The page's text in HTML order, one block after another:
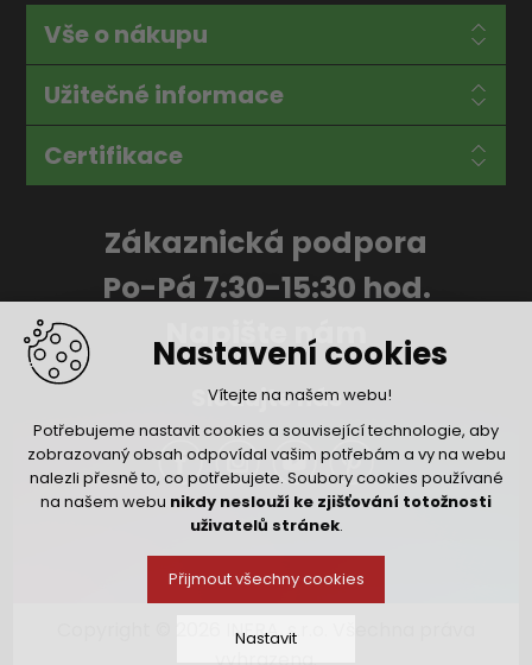
Nastavení cookies
Vítejte na našem webu!
Potřebujeme nastavit cookies a související technologie, aby
zobrazovaný obsah odpovídal vašim potřebám a vy na webu
nalezli přesně to, co potřebujete. Soubory cookies používané
na našem webu nikdy neslouží ke zjišťování totožnosti
uživatelů stránek.
Přijmout všechny cookies
Nastavit
Vše o nákupu
Užitečné informace
Certifikace
Zákaznická podpora
Po-Pá 7:30-15:30 hod.
Napište nám
Sledujte nás
Copyright © 2026 INFRA, s.r.o. Všechna práva